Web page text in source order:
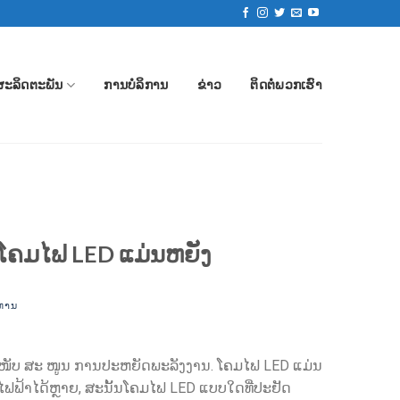
ະລິດຕະພັນ ການບໍລິການ ຂ່າວ ຕິດ​ຕໍ່​ພວກ​ເຮົາ
ມໄຟ LED ແມ່ນຫຍັງ
ານ
ບ ສະ ໜູນ ການປະຫຍັດພະລັງງານ. ໂຄມໄຟ LED ແມ່ນ
ຟ້າໄດ້ຫຼາຍ, ສະນັ້ນໂຄມໄຟ LED ແບບໃດທີ່ປະຢັດ